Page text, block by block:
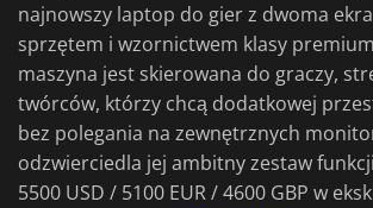
najnowszy laptop do gier z dwoma
sprzętem i wzornictwem klasy
maszyna jest skierowana do graczy,
twórców, którzy chcą dodatkowej
bez polegania na zewnętrznych
odzwierciedla jej ambitny zestaw
5500 USD / 5100 EUR / 4600 GBP w